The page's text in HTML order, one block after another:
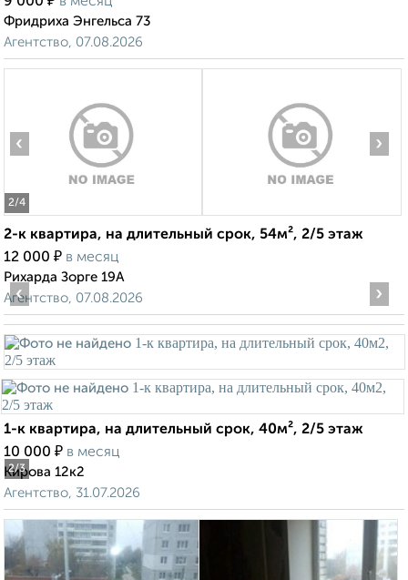
Фридриха Энгельса 73
Агентство, 07.08.2026
2/4
‹ ›
2-к квартира, на длительный срок, 54м², 2/5 этаж
12 000 ₽ в месяц
Рихарда Зорге 19А
Агентство, 07.08.2026
2/3
‹ ›
1-к квартира, на длительный срок, 40м², 2/5 этаж
10 000 ₽ в месяц
Кирова 12к2
Агентство, 31.07.2026